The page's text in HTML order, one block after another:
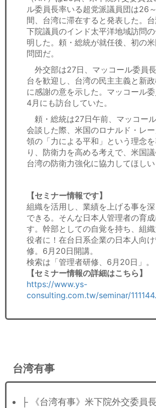
ル委員長率いる超党派議員団は26
間、台湾に滞在すると発表した。台
下院議員のインド太平洋地域訪問
明した。頼・総統が就任後、初の
問団だ。
外交部は27日、マッコール委員
台を歓迎し、台湾の民主主義と新
に感謝の意を示した。マッコール
4月にも訪台していた。
頼・総統は27日午前、マッコー
会談した際、米国のロナルド・レ
領の「力による平和」という理念
り、防衛力を高める考えで、米国
台湾の防衛力強化に協力してほしい
【セミナー情報です】
組織を活用し、業績を上げる事を
できる。そんな日本人管理者の育
す。幹部としての自覚を持ち、組
役者に！在台日系企業の日本人向
修。6月20日開講。
検索は「管理者研修、6月20日」。
【セミナー情報の詳細はこちら】
https://www.ys-
consulting.com.tw/seminar/
台湾有事
├ 《台湾有事》米下院外交委員